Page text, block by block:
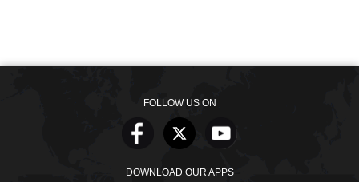
FOLLOW US ON
DOWNLOAD OUR APPS